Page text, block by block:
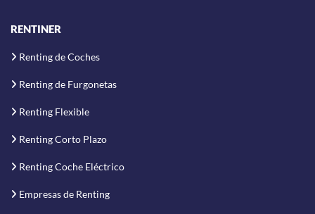
RENTINER
Renting de Coches
Renting de Furgonetas
Renting Flexible
Renting Corto Plazo
Renting Coche Eléctrico
Empresas de Renting